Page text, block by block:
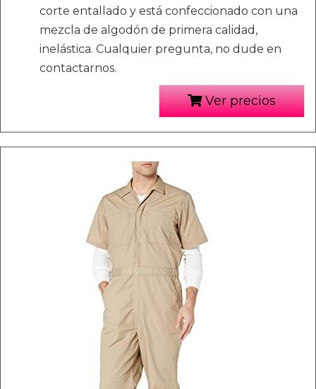
corte entallado y está confeccionado con una
mezcla de algodón de primera calidad,
inelástica. Cualquier pregunta, no dude en
contactarnos.
Ver precios